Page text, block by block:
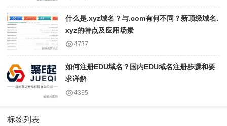
什么是.xyz域名？与.com有何不同？新顶级域名.
xyz的特点及应用场景
4737
如何注册EDU域名？国内EDU域名注册步骤和要
求详解
4335
标签列表